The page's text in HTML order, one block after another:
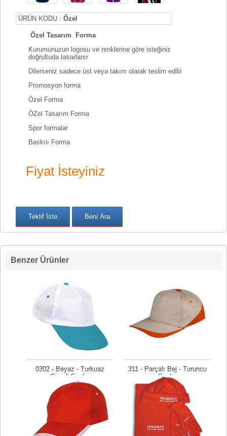
ÜRÜN KODU : Özel
Özel Tasarım Forma
Kurumunuzun logosu ve renklerine göre isteğiniz
doğrultuda tasarlanır
Dilerseniz sadece üst veya takım olarak teslim edilir
Promosyon forma
Özel Forma
ÖZel Tasarım Forma
Spor formalar
Baskılı Forma
Fiyat İsteyiniz
Benzer Ürünler
0302 - Beyaz - Turkuaz
Siperli Şapka
Fiyat isteyiniz
311 - Parçalı Bej - Turuncu
Şapka
Fiyat isteyiniz